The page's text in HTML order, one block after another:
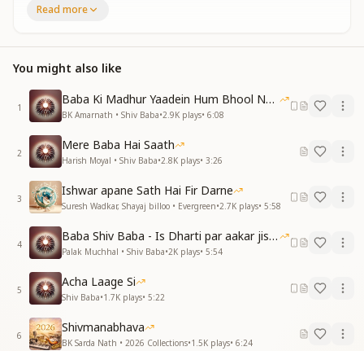
तू किसीको नजर तू न आता यहा
ढूंढता आज भी तुझ को इंसान है
ये खुदा तू बता तेरा क्या नाम है
तू है रहता कहा तेरा क्या काम है
धर्म मजहब में है तेरे चर्चे बया
शान में तेरी लिखते है पर्चे व हा
धर्म मजहब में है तेरे चर्चे बया
शान में तेरी लिखते है पर्चे वहा
सब
सबके भगवान अपने ही अपने जहा
नासमझ तुझ को समझे ना लड़ते यहां
तू समझदार होके भी अनजान है
है बदि करते इंसान तू बदनाम है
ये खुदा तू बता तेरा क्या नाम है
तू है रहता कहा तेरा क्या काम है
तूने जन्नत बनाने की मेहनत भी की
फिर ये दो जख को लाने की जहमद क्यों की
Read more
You might also like
1
Baba Ki Madhur Yaadein Hum Bhool Nahi Paate
BK Amarnath • Shiv Baba•2.9K plays• 6:08
2
Mere Baba Hai Saath
Harish Moyal • Shiv Baba•2.8K plays• 3:26
3
Ishwar apane Sath Hai Fir Darne
Suresh Wadkar, Shayaj billoo • Evergreen•2.7K plays• 5:58
4
Baba Shiv Baba - Is Dharti par aakar jisne
Palak Muchhal • Shiv Baba•2K plays• 5:54
5
Acha Laage Si
Shiv Baba•1.7K plays• 5:22
6
Shivmanabhava
BK Sarda Nath • 2026 Collections•1.5K plays• 6:24